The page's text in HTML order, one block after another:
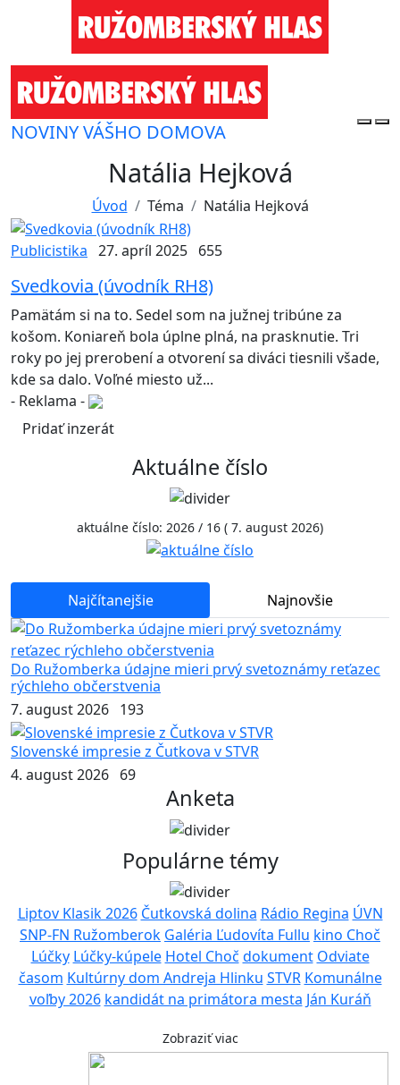
NOVINY VÁŠHO DOMOVA
Natália Hejková
Úvod Téma Natália Hejková
Publicistika 27. apríl 2025 655
Svedkovia (úvodník RH8)
Pamätám si na to. Sedel som na južnej tribúne za
košom. Koniareň bola úplne plná, na prasknutie. Tri
roky po jej prerobení a otvorení sa diváci tiesnili všade,
kde sa dalo. Voľné miesto už...
- Reklama -
Pridať inzerát
Aktuálne číslo
aktuálne číslo: 2026 / 16 ( 7. august 2026)
Najčítanejšie Najnovšie
Do Ružomberka údajne mieri prvý svetoznámy reťazec
rýchleho občerstvenia
7. august 2026 193
Slovenské impresie z Čutkova v STVR
4. august 2026 69
Anketa
Populárne témy
Liptov Klasik 2026 Čutkovská dolina Rádio Regina ÚVN
SNP-FN Ružomberok Galéria Ľudovíta Fullu kino Choč
Lúčky Lúčky-kúpele Hotel Choč dokument Odviate
časom Kultúrny dom Andreja Hlinku STVR Komunálne
voľby 2026 kandidát na primátora mesta Ján Kuráň
Zobraziť viac